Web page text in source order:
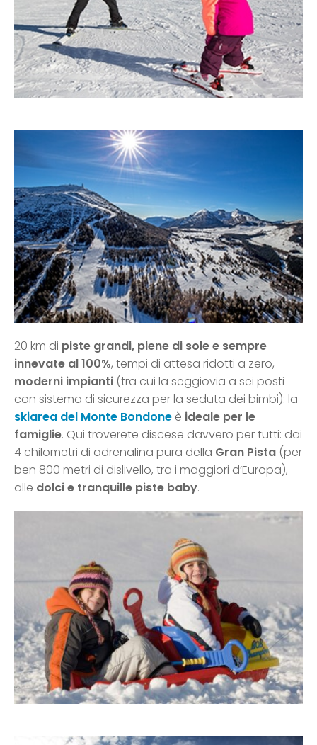
20 km di piste grandi, piene di sole e sempre
innevate al 100%, tempi di attesa ridotti a zero,
moderni impianti (tra cui la seggiovia a sei posti
con sistema di sicurezza per la seduta dei bimbi): la
skiarea del Monte Bondone è ideale per le
famiglie. Qui troverete discese davvero per tutti: dai
4 chilometri di adrenalina pura della Gran Pista (per
ben 800 metri di dislivello, tra i maggiori d’Europa),
alle dolci e tranquille piste baby.